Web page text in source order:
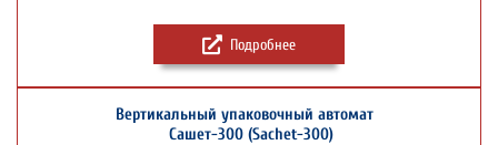
Подробнее
Вертикальный упаковочный автомат
Сашет-300 (Sachet-300)